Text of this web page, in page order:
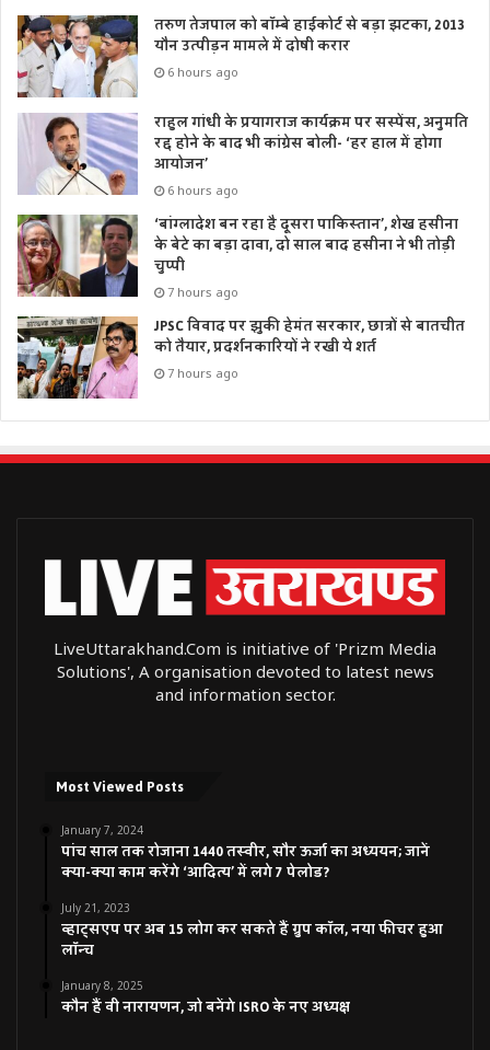
तरुण तेजपाल को बॉम्बे हाईकोर्ट से बड़ा झटका, 2013
यौन उत्पीड़न मामले में दोषी करार
6 hours ago
राहुल गांधी के प्रयागराज कार्यक्रम पर सस्पेंस, अनुमति
रद्द होने के बाद भी कांग्रेस बोली- ‘हर हाल में होगा
आयोजन’
6 hours ago
‘बांग्लादेश बन रहा है दूसरा पाकिस्तान’, शेख हसीना
के बेटे का बड़ा दावा, दो साल बाद हसीना ने भी तोड़ी
चुप्पी
7 hours ago
JPSC विवाद पर झुकी हेमंत सरकार, छात्रों से बातचीत
को तैयार, प्रदर्शनकारियों ने रखी ये शर्त
7 hours ago
LiveUttarakhand.Com is initiative of 'Prizm Media
Solutions', A organisation devoted to latest news
and information sector.
Most Viewed Posts
January 7, 2024
पांच साल तक रोजाना 1440 तस्वीर, सौर ऊर्जा का अध्ययन; जानें
क्या-क्या काम करेंगे ‘आदित्य’ में लगे 7 पेलोड?
July 21, 2023
व्हाट्सएप पर अब 15 लोग कर सकते हैं ग्रुप कॉल, नया फीचर हुआ
लॉन्च
January 8, 2025
कौन हैं वी नारायणन, जो बनेंगे ISRO के नए अध्यक्ष